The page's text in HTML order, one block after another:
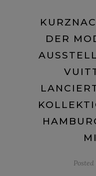
DER
Posted